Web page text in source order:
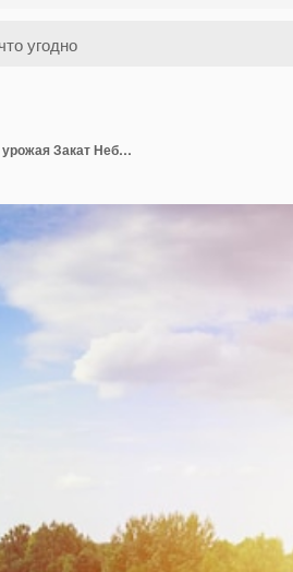
Возделанное сельскохозяйственное поле после сбора урожая Закат Небо облака и деревья на заднем планеСельский пейзаж с возделанным полем Лес смешанных деревьев за полем